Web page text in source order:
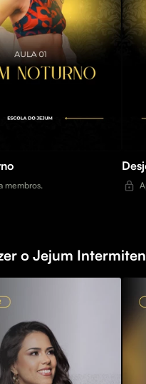
membros.
o Jejum